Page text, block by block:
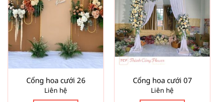
Cổng hoa cưới 26
Liên hệ
Cổng hoa cưới 07
Liên hệ